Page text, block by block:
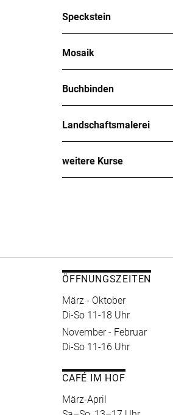
Speckstein
Mosaik
Buchbinden
Landschaftsmalerei
weitere Kurse
ÖFFNUNGSZEITEN
März - Oktober
Di-So 11-18 Uhr
November - Februar
Di-So 11-16 Uhr
CAFÉ IM HOF
März-April